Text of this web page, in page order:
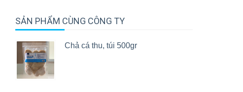
SẢN PHẨM CÙNG CÔNG TY
Chả cá thu, túi 500gr